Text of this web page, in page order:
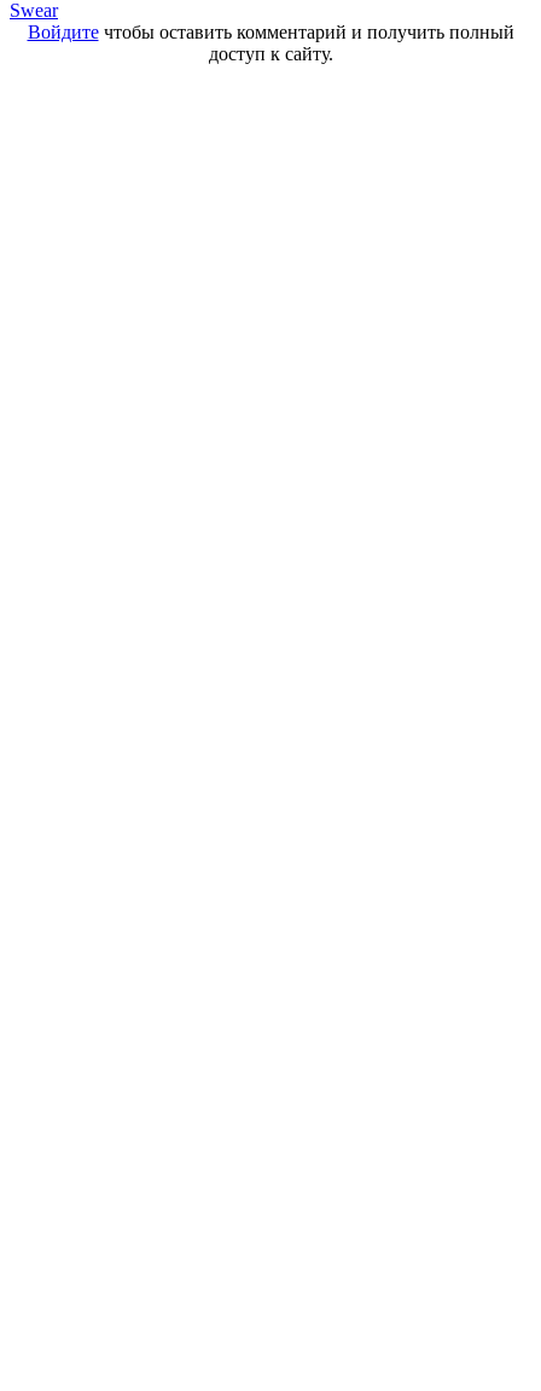
Swear
Войдитечтобы оставить комментарий и получить полный
доступ к сайту.